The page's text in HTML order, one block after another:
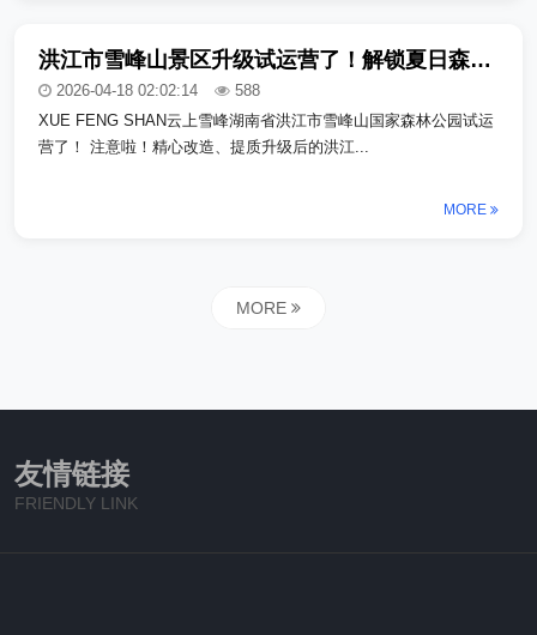
洪江市雪峰山景区升级试运营了！解锁夏日森系度假新体验
2026-04-18 02:02:14
588
XUE FENG SHAN云上雪峰湖南省洪江市雪峰山国家森林公园试运
营了！ 注意啦！精心改造、提质升级后的洪江...
MORE
MORE
友情链接
FRIENDLY LINK